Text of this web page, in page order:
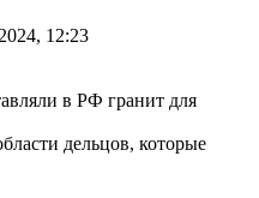
12:23
дельцов, которые